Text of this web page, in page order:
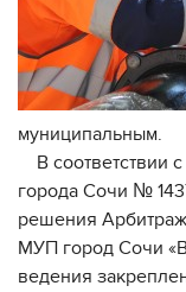
муниципальным.
В соответствии
города Сочи №
решения
МУП город Сочи
ведения